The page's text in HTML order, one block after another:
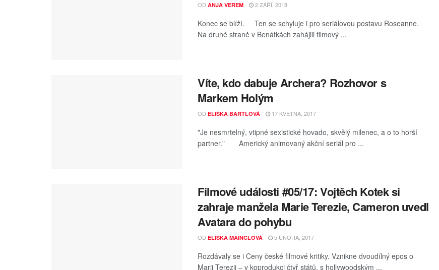
OD ANJA VEREM 2 ZÁŘÍ, 2018
Konec se blíží. Ten se schyluje i pro seriálovou postavu Roseanne.
Na druhé straně v Benátkách zahájili filmový ...
Víte, kdo dabuje Archera? Rozhovor s
Markem Holým
OD ELIŠKA BARTLOVÁ 17 KVĚTNA, 2017
"Je nesmrtelný, vtipné sexistické hovado, skvělý milenec, a o to horší
partner." Americký animovaný akční seriál pro ...
Filmové události #05/17: Vojtěch Kotek si
zahraje manžela Marie Terezie, Cameron uvedl
Avatara do pohybu
OD ELIŠKA MAINCLOVÁ 5 ÚNORA, 2017
Rozdávaly se i Ceny české filmové kritiky. Vznikne dvoudílný epos o
Marii Terezii – v koprodukci čtyř států, s hollywoodským ...